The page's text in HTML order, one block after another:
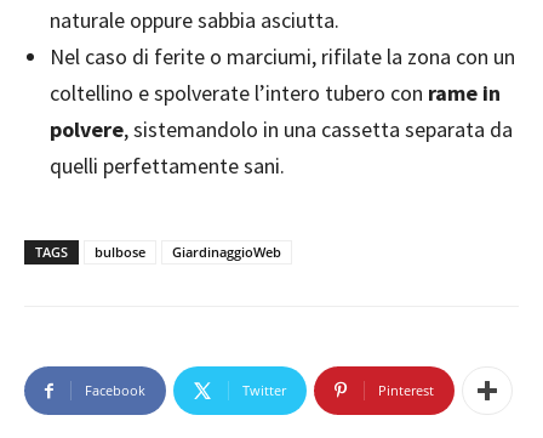
naturale oppure sabbia asciutta.
Nel caso di ferite o marciumi, rifilate la zona con un
coltellino e spolverate l’intero tubero con rame in
polvere, sistemandolo in una cassetta separata da
quelli perfettamente sani.
TAGS bulbose GiardinaggioWeb
Facebook Twitter Pinterest